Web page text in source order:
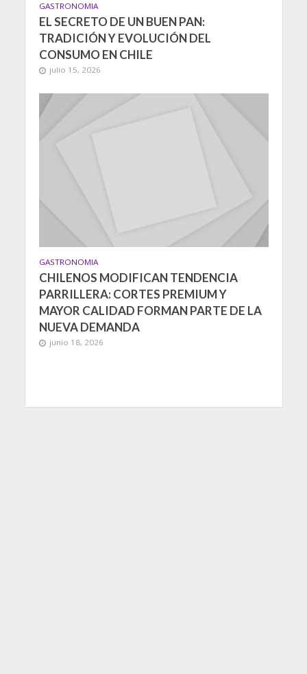
GASTRONOMIA
EL SECRETO DE UN BUEN PAN:
TRADICIÓN Y EVOLUCIÓN DEL
CONSUMO EN CHILE
julio 15, 2026
GASTRONOMIA
CHILENOS MODIFICAN TENDENCIA
PARRILLERA: CORTES PREMIUM Y
MAYOR CALIDAD FORMAN PARTE DE LA
NUEVA DEMANDA
junio 18, 2026